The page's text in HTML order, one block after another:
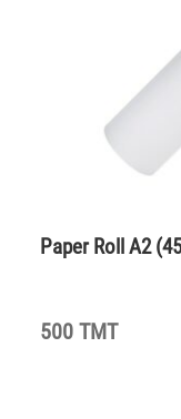
Paper Roll A2
500 TMT